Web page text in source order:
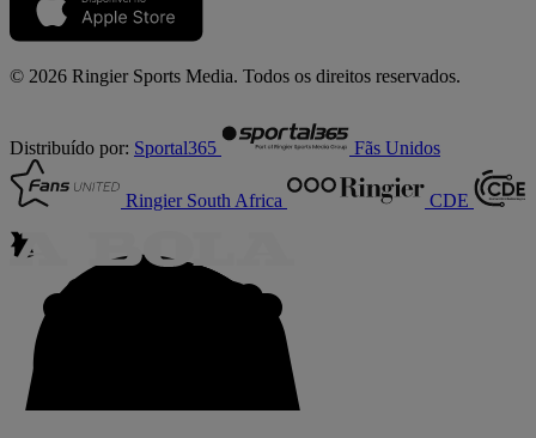
© 2026 Ringier Sports Media. Todos os direitos reservados.
Distribuído por: Sportal365 Fãs Unidos
Ringier South Africa CDE